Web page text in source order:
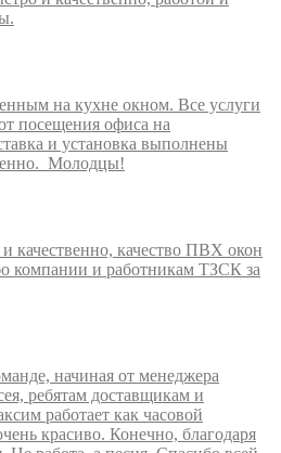
на кухне окном. Все услуги
посещения офиса на
и установка выполнены
Молодцы!
качественно, качество ПВХ окон
компании и работникам ТЗСК за
начиная от менеджера
ребятам доставщикам и
работает как часовой
красиво. Конечно, благодаря